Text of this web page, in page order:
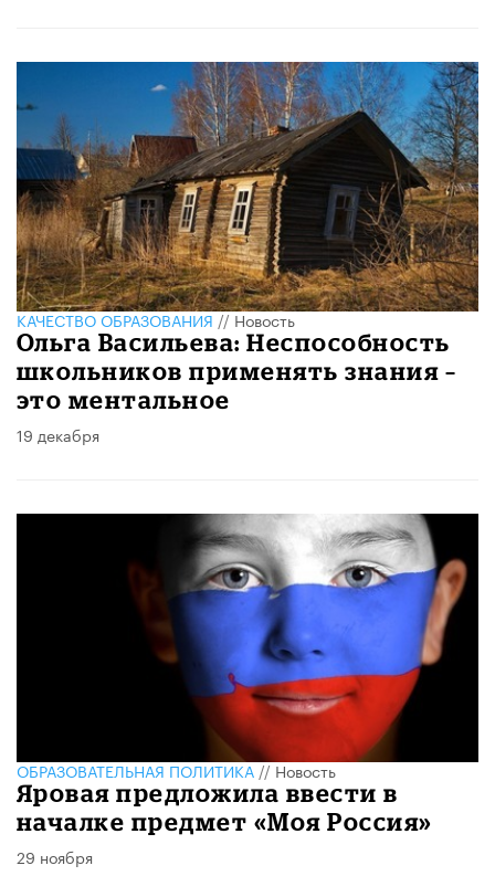
КАЧЕСТВО ОБРАЗОВАНИЯ//Новость
Ольга Васильева: Неспособность
школьников применять знания –
это ментальное
19 декабря
ОБРАЗОВАТЕЛЬНАЯ ПОЛИТИКА//Новость
Яровая предложила ввести в
началке предмет «Моя Россия»
29 ноября